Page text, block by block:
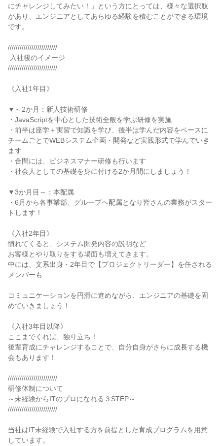
にチャレンジしてみたい！」という方にとっては、様々な選択肢
があり、エンジニアとしてあらゆる経験を積むことができる環境
です。
/////////////////////////
/////////////////////////
《入社1年目》
▼～2か月：新人技術研修
・JavaScriptを中心とした技術全般を学ぶ研修を実施
・前半は座学＋実習で知識を学び、後半は学んだ内容をベースに
チームごとでWEBシステム企画・開発など実践形式で学んでいき
ます
・合間には、ビジネスマナー研修も行います
・社会人としての基礎を身に付ける2か月間にしましょう！
▼3か月目～：本配属
・6月から各事業部、グループへ配属となり皆さんの業務がスター
トします！
《入社2年目》
慣れてくると、システム開発内容の説明など
お客様とやり取りをする場面も増えてきます。
中には、文系出身・2年目で【プロジェクトリーダー】を任される
メンバーも
コミュニケーションを円滑に進めながら、エンジニアの基礎を固
めていきましょう！
《入社3年目以降》
ここまでくれば、独り立ち！
後輩育成にチャレンジすることで、自分自身がさらに成長する機
会もあります！
/////////////////////////
研修体制について
～未経験からITのプロになれる３STEP～
/////////////////////////
当社はIT未経験で入社する方を前提とした育成プログラムを用意
しています。